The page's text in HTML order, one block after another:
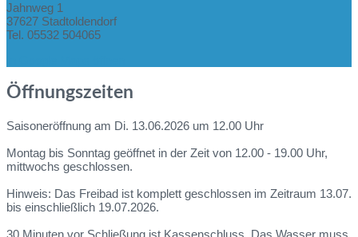
Jahnweg 1
37627 Stadtoldendorf
Tel. 05532 504065
Öffnungszeiten
Saisoneröffnung am Di. 13.06.2026 um 12.00 Uhr
Montag bis Sonntag geöffnet in der Zeit von 12.00 - 19.00 Uhr,
mittwochs geschlossen.
Hinweis: Das Freibad ist komplett geschlossen im Zeitraum 13.07.
bis einschließlich 19.07.2026.
30 Minuten vor Schließung ist Kassenschluss. Das Wasser muss